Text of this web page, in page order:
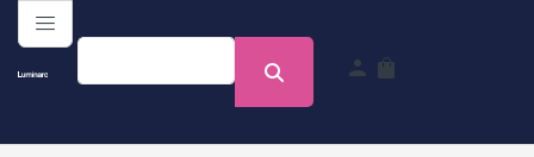
menu
person shopping_bag